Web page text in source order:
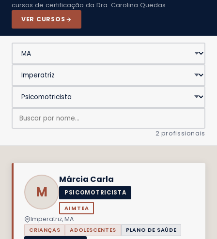
cursos de certificação da Dra. Carolina Quedas.
VER CURSOS
2 profissionais
M
Márcia Carla
PSICOMOTRICISTA
AIMTEA
Imperatriz, MA
CRIANÇAS ADOLESCENTES PLANO DE SAÚDE